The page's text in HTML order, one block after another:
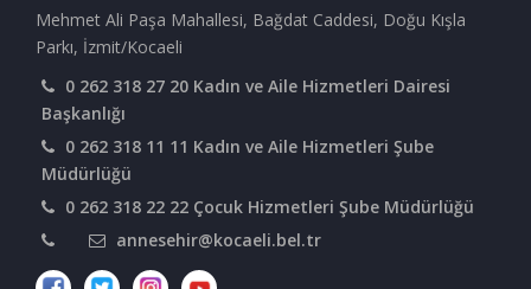
Mehmet Ali Paşa Mahallesi, Bağdat Caddesi, Doğu Kışla
Parkı, İzmit/Kocaeli
0 262 318 27 20 Kadın ve Aile Hizmetleri Dairesi
Başkanlığı
0 262 318 11 11 Kadın ve Aile Hizmetleri Şube
Müdürlüğü
0 262 318 22 22 Çocuk Hizmetleri Şube Müdürlüğü
annesehir@kocaeli.bel.tr